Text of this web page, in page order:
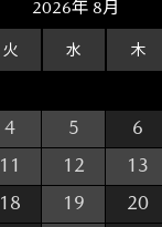
2026年 8月
火 水 木
4 5 6
11 12 13
18 19 20